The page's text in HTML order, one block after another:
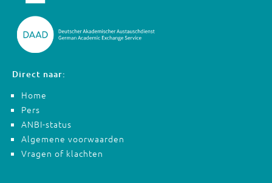
Direct naar:
Home
Pers
ANBI-status
Algemene voorwaarden
Vragen of klachten